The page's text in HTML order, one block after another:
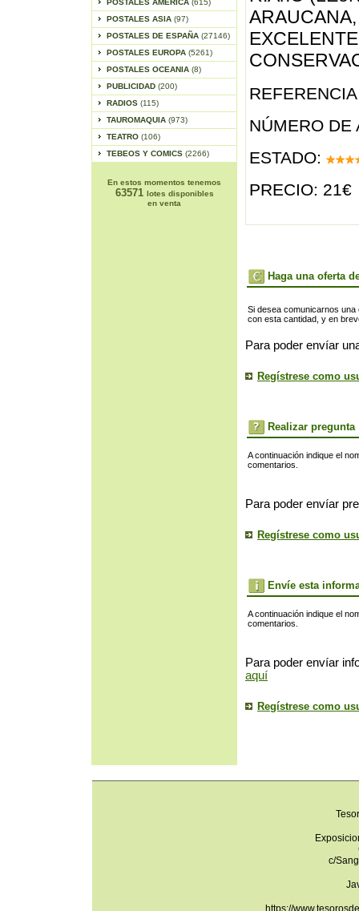
POSTALES AMERICA (615)
POSTALES ASIA (97)
POSTALES DE ESPAÑA (27146)
POSTALES EUROPA (5261)
POSTALES OCEANIA (8)
PUBLICIDAD (200)
RADIOS (115)
TAUROMAQUIA (973)
TEATRO (106)
TEBEOS Y COMICS (2266)
En estos momentos tenemos
63571 lotes disponibles
en venta
NÚMERO DE
ESTADO:
PRECIO: 21€
Haga una oferta
Si desea comunicarnos
con esta cantidad, y en
Para poder envíar
Regístrese como
Realizar pregunta
A continuación indique el
comentarios.
Para poder envíar
Regístrese como
Envíe esta
A continuación indique el
comentarios.
Para poder envíar
aquí
Regístrese como
c/
https://